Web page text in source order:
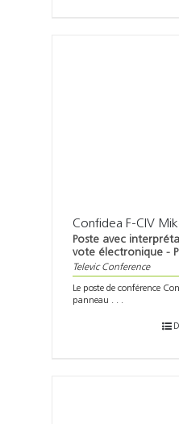
Confidea F-CIV
Poste avec
vote électronique -
Televic Conference
Le poste de conférence
panneau . . .